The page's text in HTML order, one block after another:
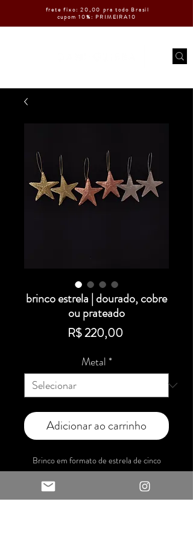
frete fixo: 20,00 pra todo Brasil
cupom 10%: PRIMEIRA10
brinco estrela | dourado, cobre
ou prateado
R$ 220,00Preço
Metal*
Adicionar ao carrinho
Brinco em formato de estrela de cinco
pontas com textura.
Material: latão, cobre ou alpaca
Fechamento: gancho com trava